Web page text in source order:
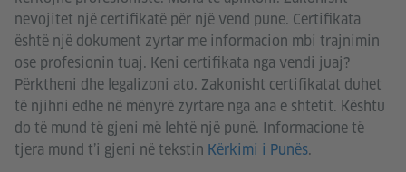
nevojitet një certifikatë për një vend pune. Certifikata
është një dokument zyrtar me informacion mbi trajnimin
ose profesionin tuaj. Keni certifikata nga vendi juaj?
Përktheni dhe legalizoni ato. Zakonisht certifikatat duhet
të njihni edhe në mënyrë zyrtare nga ana e shtetit. Kështu
do të mund të gjeni më lehtë një punë. Informacione të
tjera mund t’i gjeni në tekstin Kërkimi i Punës.